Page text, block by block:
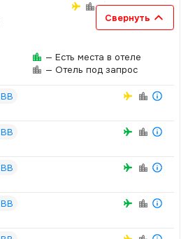
Свернуть
— Есть места в отеле
— Отель под запрос
BB
BB
BB
BB